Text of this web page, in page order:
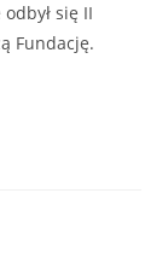
się II
Fundację.